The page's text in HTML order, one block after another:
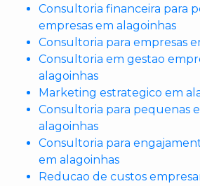
Consultoria financeira para
empresas em alagoinhas
Consultoria para empresas
Consultoria em gestao
alagoinhas
Marketing estrategico em
Consultoria para pequenas
alagoinhas
Consultoria para
em alagoinhas
Reducao de custos